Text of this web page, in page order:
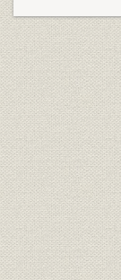
第五節
第四章
第一節
第二
第二編 浅
第一章
第二章
第一